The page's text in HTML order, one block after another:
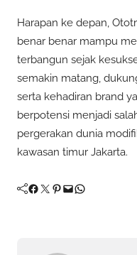
Harapan ke depan,
benar benar mampu
terbangun sejak
semakin matang,
serta kehadiran brand
berpotensi menjadi
pergerakan dunia
kawasan timur Jakarta.
Facebook Twitter Pinterest Mail WhatsApp